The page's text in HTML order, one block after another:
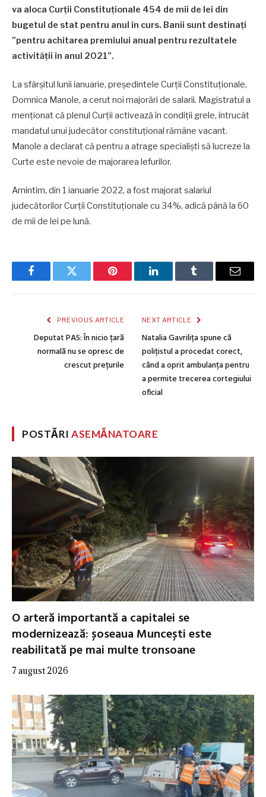
va aloca Curții Constituționale 454 de mii de lei din
bugetul de stat pentru anul în curs. Banii sunt destinați
”pentru achitarea premiului anual pentru rezultatele
activității în anul 2021”.
La sfârșitul lunii ianuarie, președintele Curții Constituționale,
Domnica Manole, a cerut noi majorări de salarii. Magistratul a
menționat că plenul Curții activează în condiții grele, întrucât
mandatul unui judecător constituțional rămâne vacant.
Manole a declarat că pentru a atrage specialiști să lucreze la
Curte este nevoie de majorarea lefurilor.
Amintim, din 1 ianuarie 2022, a fost majorat salariul
judecătorilor Curții Constituționale cu 34%, adică până la 60
de mii de lei pe lună.
FacebookTwitter Pinterest LinkedInTumblr Email
PREVIOUS ARTICLE
Deputat PAS: În nicio țară
normală nu se opresc de
crescut prețurile
NEXT ARTICLE
Natalia Gavrilița spune că
polițistul a procedat corect,
când a oprit ambulanța pentru
a permite trecerea cortegiului
oficial
POSTĂRIASEMĂNATOARE
O arteră importantă a capitalei se
modernizează: șoseaua Muncești este
reabilitată pe mai multe tronsoane
7 august 2026